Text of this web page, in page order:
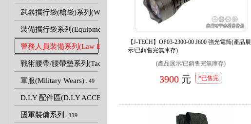
武器攜行袋(槍袋)系列(Weapon Carry Bags)....22
裝備攜行袋系列(Equipment Carry Bags)
警務人員裝備系列(Law Enforcement Duty Gear)...62
戰術腰帶/腰帶墊系列(Tactical Belts)
軍服(Military Wears)...49
D.I.Y 配件區(D.I.Y ACCESSORIES)
國軍裝備系列 ...119
【J-TECH】OP03-2300-00 J600 強光電筒(產品展
示/已銷售完無庫存)
(產品展示/已銷售完無庫存)
3900元 *已售完